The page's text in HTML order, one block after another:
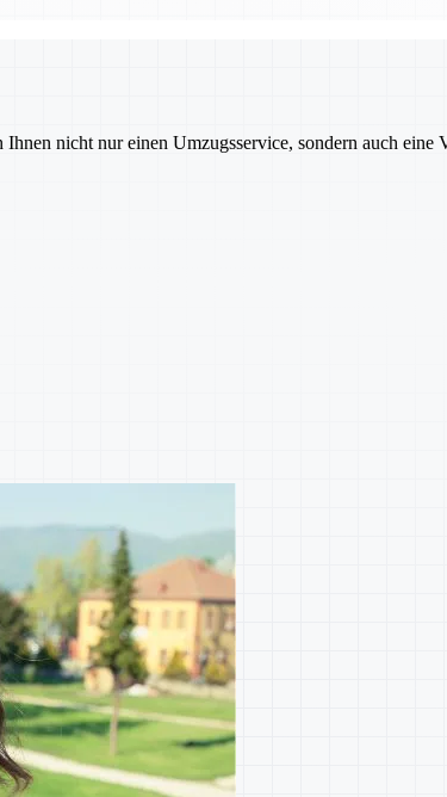
nicht nur einen Umzugsservice, sondern auch